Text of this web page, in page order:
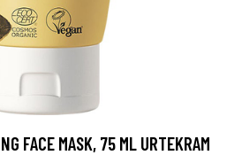
FACE MASK, 75 ML URTEKRAM